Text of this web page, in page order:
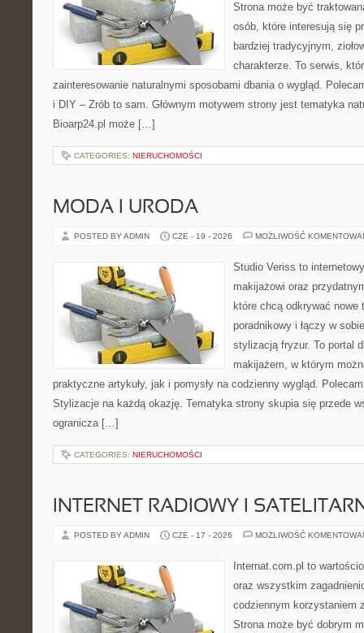
Strona może być
osób, które interesują się
bardziej tradycyjnym,
charakterze. To serwis,
zainteresowanie naturalnymi sposobami dbania o wygląd.
i DIY – Zrób to sam. Głównym motywem strony jest tematyka
Bioarp24.pl może […]
CATEGORIES: NIERUCHOMOŚCI
MODA I URODA
POSTED BY ADMIN CZE - 19 - 2026 MOŻLIWOŚĆ
Studio Veriss to
makijażowi oraz
które chcą odkrywać nowe
poradnikowy i łączy w
stylizacją fryzur. To portal
makijażem, w którym
praktyczne artykuły, jak i pomysły na codzienny wygląd.
Stylizacje na każdą okazję. Tematyka strony skupia się przede
ogranicza […]
CATEGORIES: NIERUCHOMOŚCI
INTERNET RADIOWY I
POSTED BY ADMIN CZE - 17 - 2026 MOŻLIWOŚĆ
Internat.com.pl to
oraz wszystkim
codziennym korzystaniem
Strona może być dobrym